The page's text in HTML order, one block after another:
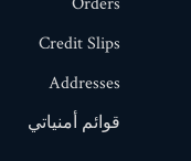
Credit Slips
Addresses
قوائم أمنياتي